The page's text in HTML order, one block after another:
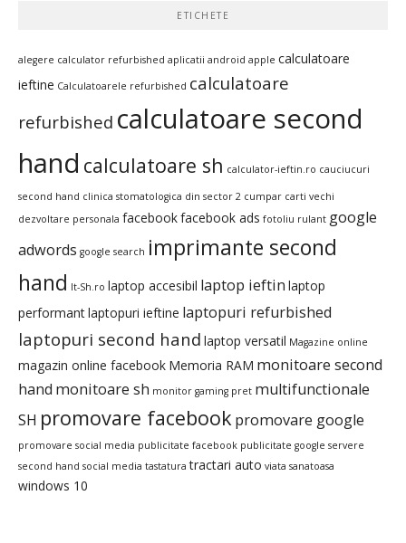
ETICHETE
alegere calculator refurbished aplicatii android apple calculatoare
ieftine Calculatoarele refurbished calculatoare
refurbished calculatoare second
hand calculatoare sh calculator-ieftin.ro cauciucuri
second hand clinica stomatologica din sector 2 cumpar carti vechi
dezvoltare personala facebookfacebook ads fotoliu rulant google
adwords google search imprimante second
hand It-Sh.ro laptop accesibil laptop ieftin laptop
performantlaptopuri ieftine laptopuri refurbished
laptopuri second hand laptop versatil Magazine online
magazin online facebook Memoria RAM monitoare second
hand monitoare sh monitor gaming pret multifunctionale
SH promovare facebookpromovare google
promovare social media publicitate facebook publicitate google servere
second hand social media tastatura tractari auto viata sanatoasa
windows 10